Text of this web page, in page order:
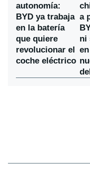
autonomía:
BYD ya trabaja
en la batería
que quiere
revolucionar el
coche eléctrico
a
ni